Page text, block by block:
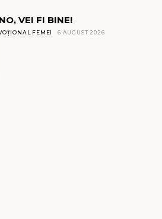
VEI FI BINE!
FEMEI 6 AUGUST 2026